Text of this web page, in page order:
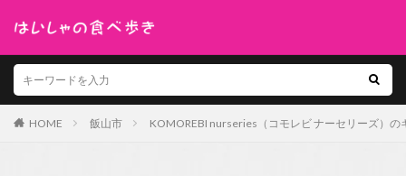
HOME 飯山市 KOMOREBI nurseries（コモレビ ナーセリーズ）の